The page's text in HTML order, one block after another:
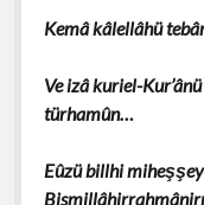
Kemâ kâlellâhü
Ve izâ kuriel-
türhamûn…
Eûzü billhi